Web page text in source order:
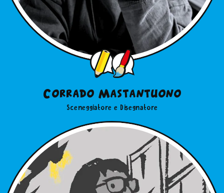
Corrado Mastantuono
Sceneggiatore e Disegnatore